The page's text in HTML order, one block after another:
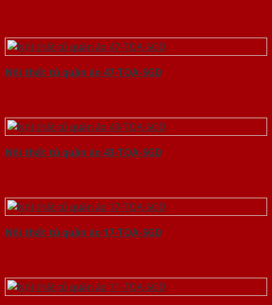
Nội thất tủ quần áo 47-TQA-SGD
Nội thất tủ quần áo 43-TQA-SGD
Nội thất tủ quần áo 17-TQA-SGD